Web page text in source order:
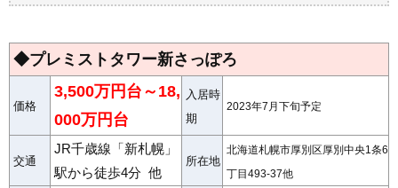
◆プレミストタワー新さっぽろ
価格
3,500万円台～18,
000万円台
入居時
期
2023年7月下旬予定
交通
JR千歳線「新札幌」
駅から徒歩4分 他
所在地
北海道札幌市厚別区厚別中央1条6
丁目493-37他